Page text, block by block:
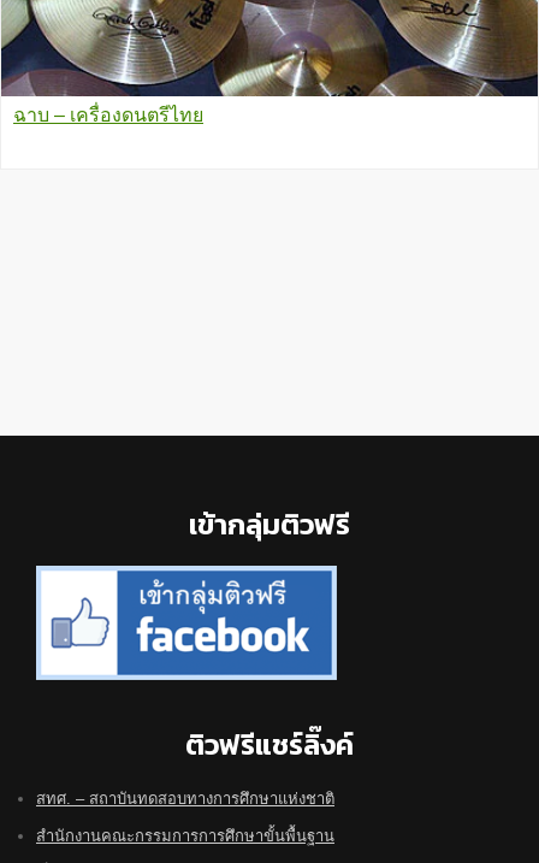
ฉาบ – เครื่องดนตรีไทย
เข้ากลุ่มติวฟรี
ติวฟรีแชร์ลิ๊งค์
สทศ. – สถาบันทดสอบทางการศึกษาแห่งชาติ
สำนักงานคณะกรรมการการศึกษาขั้นพื้นฐาน